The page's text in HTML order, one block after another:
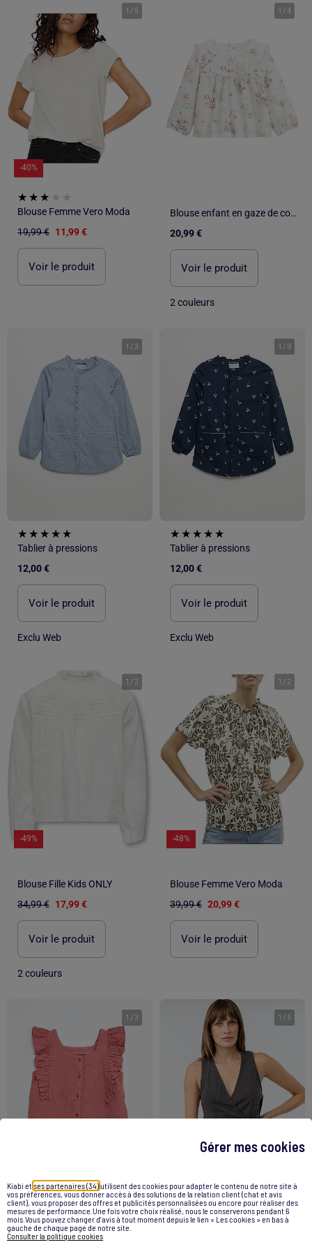
Gérer mes cookies
Kiabi etses partenaires (34)utilisent des cookies pour adapter le contenu de notre site à
vos préférences, vous donner accès à des solutions de la relation client (chat et avis
client), vous proposer des offres et publicités personnalisées ou encore pour réaliser des
mesures de performance.Une fois votre choix réalisé, nous le conserverons pendant 6
mois.Vous pouvez changer d’avis à tout moment depuis le lien « Les cookies » en bas à
gauche de chaque page de notre site.
Consulter la politique cookies
1 / 5
-40%
Blouse Femme Vero Moda
19,99 € 11,99 €
Voir le produit
1 /4
Blouse enfant en gaze de coton Arya
20,99 €
Voir le produit
2 couleurs
1 / 3
Tablier à pressions
12,00 €
Voir le produit
Exclu Web
1 / 3
Tablier à pressions
12,00 €
Voir le produit
Exclu Web
1 / 2
-49%
Blouse Fille Kids ONLY
34,99 € 17,99 €
Voir le produit
2 couleurs
1 / 2
-48%
Blouse Femme Vero Moda
39,99 € 20,99 €
Voir le produit
1 / 3
Chemisier sans manche en double gaze de coton
12,00 €
1 / 5